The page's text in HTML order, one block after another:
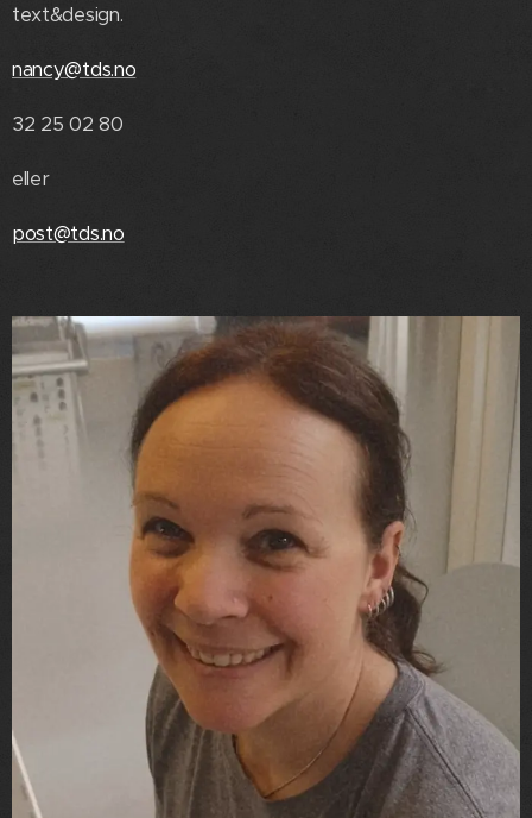
text&design.
nancy@tds.no
32 25 02 80
eller
post@tds.no